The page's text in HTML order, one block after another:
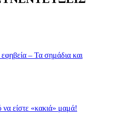
– Τα σημάδια και
να είστε «κακιά» μαμά!